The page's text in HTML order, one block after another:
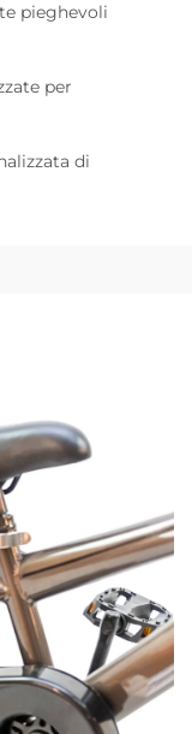
pieghevoli
per
di